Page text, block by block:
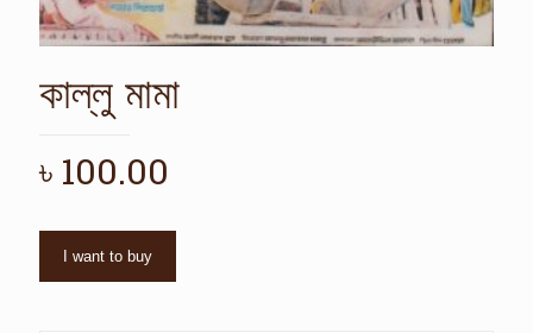
কাল্লু মামা
৳ 100.00
I want to buy